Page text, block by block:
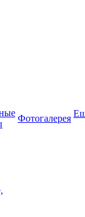
Фотогалерея